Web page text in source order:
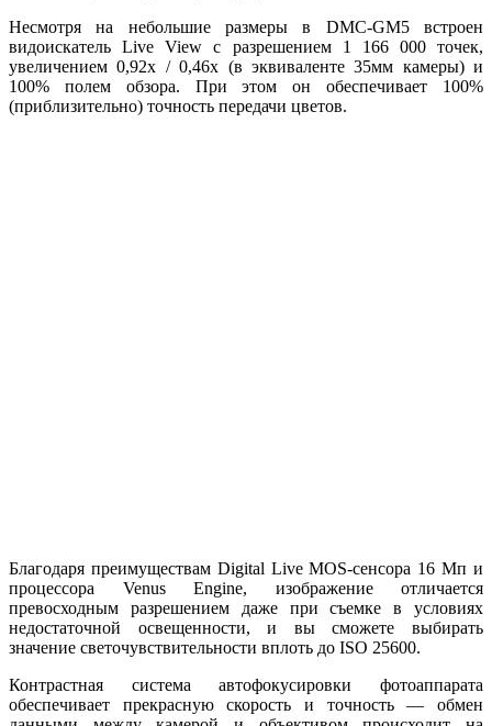
Несмотря на небольшие размеры в DMC-GM5 встроен
видоискатель Live View с разрешением 1 166 000 точек,
увеличением 0,92х / 0,46х (в эквиваленте 35мм камеры) и
100% полем обзора. При этом он обеспечивает 100%
(приблизительно) точность передачи цветов.
Благодаря преимуществам Digital Live MOS-сенсора 16 Мп и
процессора Venus Engine, изображение отличается
превосходным разрешением даже при съемке в условиях
недостаточной освещенности, и вы сможете выбирать
значение светочувствительности вплоть до ISO 25600.
Контрастная система автофокусировки фотоаппарата
обеспечивает прекрасную скорость и точность — обмен